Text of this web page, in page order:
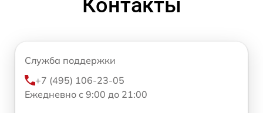
Контакты
Служба поддержки
+7 (495) 106-23-05
Ежедневно с 9:00 до 21:00